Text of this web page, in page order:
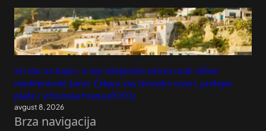
Svi idu na Kapri, a ovo italijansko ostrvo nudi sličan
mediteranski šarm: Čekaju vas termalni izvori, prelepe
plaže i vrhunska hrana (FOTO)
avgust 8, 2026
Brza navigacija